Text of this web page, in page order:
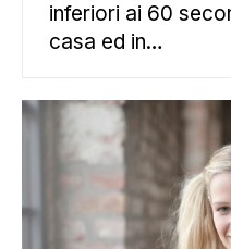
inferiori ai 60
casa ed in…